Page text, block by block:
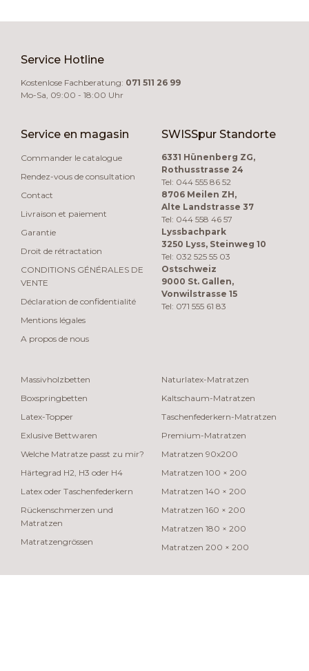
Service Hotline
Kostenlose Fachberatung: 071 511 26 99
Mo-Sa, 09:00 - 18:00 Uhr
Service en magasin
Commander le catalogue
Rendez-vous de consultation
Contact
Livraison et paiement
Garantie
Droit de rétractation
CONDITIONS GÉNÉRALES DE
VENTE
Déclaration de confidentialité
Mentions légales
A propos de nous
SWISSpur Standorte
6331 Hünenberg ZG,
Rothusstrasse 24
Tel: 044 555 86 52
8706 Meilen ZH,
Alte Landstrasse 37
Tel: 044 558 46 57
Lyssbachpark
3250 Lyss, Steinweg 10
Tel: 032 525 55 03
Ostschweiz
9000 St. Gallen,
Vonwilstrasse 15
Tel: 071 555 61 83
Massivholzbetten
Boxspringbetten
Latex-Topper
Exlusive Bettwaren
Welche Matratze passt zu mir?
Härtegrad H2, H3 oder H4
Latex oder Taschenfederkern
Rückenschmerzen und
Matratzen
Matratzengrössen
Naturlatex-Matratzen
Kaltschaum-Matratzen
Taschenfederkern-Matratzen
Premium-Matratzen
Matratzen 90x200
Matratzen 100 × 200
Matratzen 140 × 200
Matratzen 160 × 200
Matratzen 180 × 200
Matratzen 200 × 200